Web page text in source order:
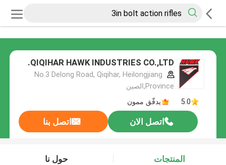
QIQIHAR HAWK INDUSTRIES CO.,LTD.
No.3 Delong Road, Qiqihar, Heilongjiang
Province,الصين
5.0
يدقّق ممون
اتصل الان اتصل بنا
المنتجات حول نا